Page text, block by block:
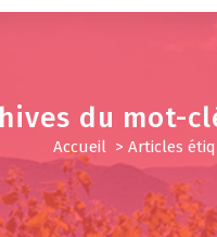
du mot-
Accueil > Articles